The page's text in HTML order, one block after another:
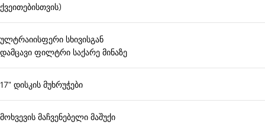
ქვეითებისთვის)
ულტრაიისფერი სხივისგან
დამცავი ფილტრი საქარე მინაზე
17" დისკის მუხრუჭები
მოხვევის მაჩვენებელი მაშუქი